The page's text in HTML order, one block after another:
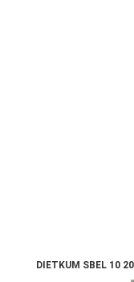
DIETKUM SBEL 10